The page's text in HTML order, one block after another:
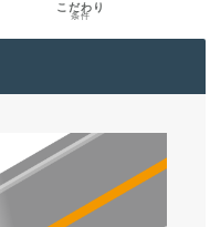
こだわり
条件